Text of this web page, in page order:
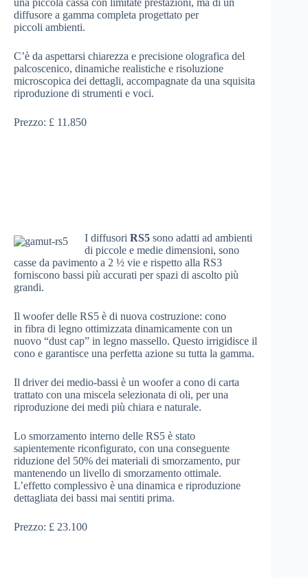
una piccola cassa con limitate prestazioni, ma di un
diffusore a gamma completa progettato per
piccoli ambienti.
C’è da aspettarsi chiarezza e precisione olografica del
palcoscenico, dinamiche realistiche e risoluzione
microscopica dei dettagli, accompagnate da una squisita
riproduzione di strumenti e voci.
Prezzo: £ 11.850
I diffusori RS5 sono adatti ad ambienti
di piccole e medie dimensioni, sono
casse da pavimento a 2 ½ vie e rispetto alla RS3
forniscono bassi più accurati per spazi di ascolto più
grandi.
Il woofer delle RS5 è di nuova costruzione: cono
in fibra di legno ottimizzata dinamicamente con un
nuovo “dust cap” in legno massello. Questo irrigidisce il
cono e garantisce una perfetta azione su tutta la gamma.
Il driver dei medio-bassi è un woofer a cono di carta
trattato con una miscela selezionata di oli, per una
riproduzione dei medi più chiara e naturale.
Lo smorzamento interno delle RS5 è stato
sapientemente riconfigurato, con una conseguente
riduzione del 50% dei materiali di smorzamento, pur
mantenendo un livello di smorzamento ottimale.
L’effetto complessivo è una dinamica e riproduzione
dettagliata dei bassi mai sentiti prima.
Prezzo: £ 23.100